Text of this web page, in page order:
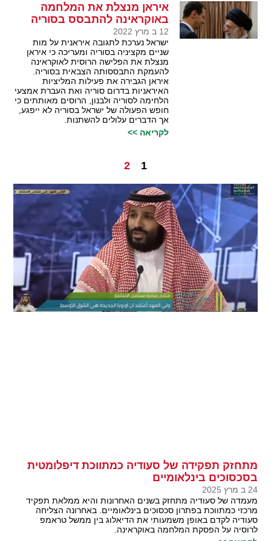
איראן מנצלת את המלחמה
באוקראינה להתבסס בסוריה
12 ב מרץ 2022
ישראל נערכת לתגובה איראנית על מות
שניים מקציניה בסוריה ומעריכה כי איראן
מנצלת את הפלישה הרוסית לאוקראינה
להעמקת התבססותה הצבאית בסוריה.
איראן הגבירה את פעילות המליציות
האיראניות בדרום סוריה ואת העברת אמצעי
הלחימה לסוריה ולבנון, הרוסים מאותתים כי
חופש הפעולה של ישראל בסוריה לא ייפגע,
אך הדברים עלולים להשתנות.
לקריאה >>
1
2
מתחזק תפקידה של סעודיה כמתווכת דיפלומטית
בסכסוכים בינלאומיים
24 ב מרץ 2025
מעמדה של סעודיה מתחזק בשנים האחרונות והיא ממלאת תפקיד
מרכזי כמתווכת בפתרון סכסוכים בינלאומיים. באחרונה הצליחה
סעודיה לקדם באופן משמעותי את הדיאלוג בין ממשל טראמפ
לרוסיה על הפסקת המלחמה באוקראינה.